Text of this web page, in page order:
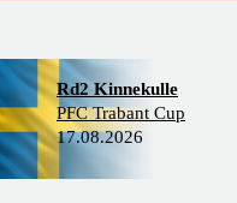
Rd2 Kinnekulle
PFC Trabant Cup
17.08.2026